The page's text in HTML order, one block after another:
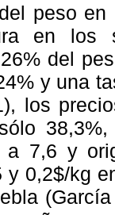
peso
en los
del
y una
los
a 7,6 y
y 0,2$/kg